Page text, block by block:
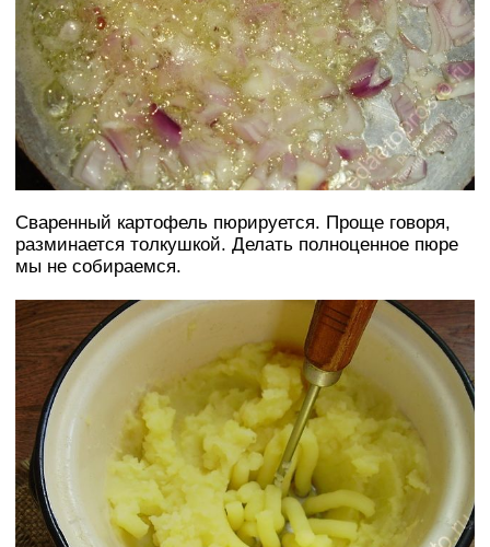
Сваренный картофель пюрируется. Проще говоря,
разминается толкушкой. Делать полноценное пюре
мы не собираемся.